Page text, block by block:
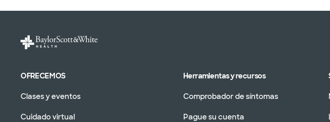
OFRECEMOS
Clases y eventos
Cuidado virtual
Herramientas y recursos
Comprobador de síntomas
Pague su cuenta